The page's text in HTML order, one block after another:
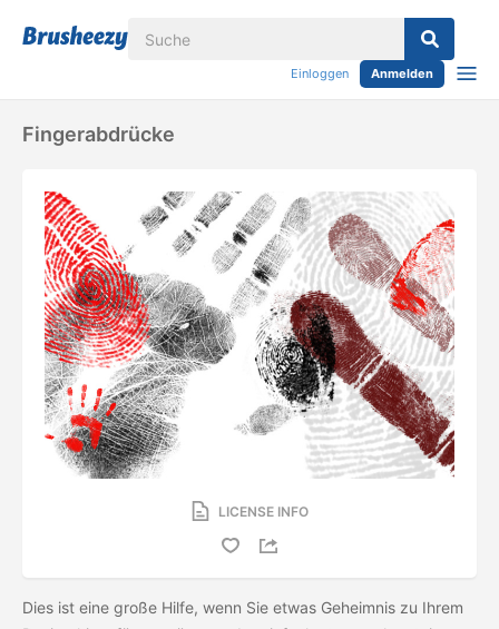
Einloggen Anmelden
Fingerabdrücke
LICENSE INFO
Dies ist eine große Hilfe, wenn Sie etwas Geheimnis zu Ihrem